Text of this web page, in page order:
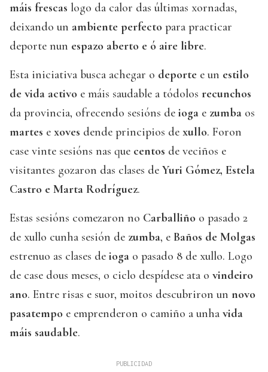
máis frescas logo da calor das últimas xornadas,
deixando un ambiente perfecto para practicar
deporte nun espazo aberto e ó aire libre.
Esta iniciativa busca achegar o deporte e un estilo
de vida activo e máis saudable a tódolos recunchos
da provincia, ofrecendo sesións de ioga e zumba os
martes e xoves dende principios de xullo. Foron
case vinte sesións nas que centos de veciños e
visitantes gozaron das clases de Yuri Gómez, Estela
Castro e Marta Rodríguez.
Estas sesións comezaron no Carballiño o pasado 2
de xullo cunha sesión de zumba, e Baños de Molgas
estrenuo as clases de ioga o pasado 8 de xullo. Logo
de case dous meses, o ciclo despídese ata o vindeiro
ano. Entre risas e suor, moitos descubriron un novo
pasatempo e emprenderon o camiño a unha vida
máis saudable.